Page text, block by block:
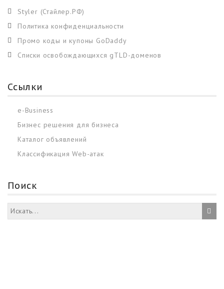
Styler (Стайлер.РФ)
Политика конфиденциальности
Промо коды и купоны GoDaddy
Списки освобождающихся gTLD-доменов
Ссылки
e-Business
Бизнес решения для бизнеса
Каталог объявлений
Классификация Web-атак
Поиск